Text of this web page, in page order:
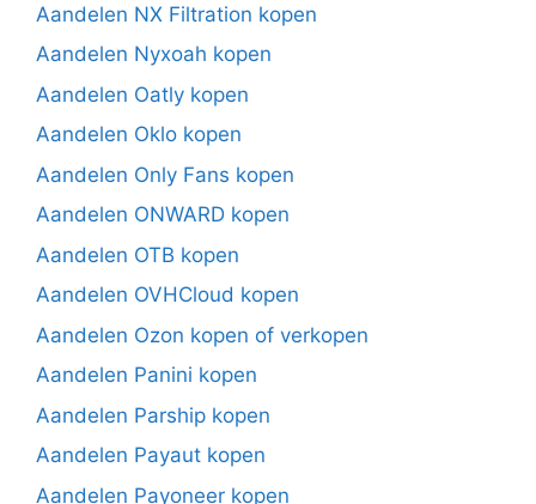
Aandelen NX Filtration kopen
Aandelen Nyxoah kopen
Aandelen Oatly kopen
Aandelen Oklo kopen
Aandelen Only Fans kopen
Aandelen ONWARD kopen
Aandelen OTB kopen
Aandelen OVHCloud kopen
Aandelen Ozon kopen of verkopen
Aandelen Panini kopen
Aandelen Parship kopen
Aandelen Payaut kopen
Aandelen Payoneer kopen